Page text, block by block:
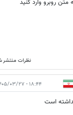
روبرو وارد کنید
نظرات منتشر
۱۸:۴۴ - ۱۴۰۵/۰۳/۲۷
است